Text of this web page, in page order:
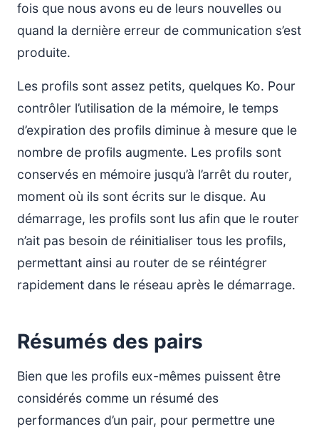
fois que nous avons eu de leurs nouvelles ou
quand la dernière erreur de communication s’est
produite.
Les profils sont assez petits, quelques Ko. Pour
contrôler l’utilisation de la mémoire, le temps
d’expiration des profils diminue à mesure que le
nombre de profils augmente. Les profils sont
conservés en mémoire jusqu’à l’arrêt du router,
moment où ils sont écrits sur le disque. Au
démarrage, les profils sont lus afin que le router
n’ait pas besoin de réinitialiser tous les profils,
permettant ainsi au router de se réintégrer
rapidement dans le réseau après le démarrage.
Résumés des pairs
Bien que les profils eux-mêmes puissent être
considérés comme un résumé des
performances d’un pair, pour permettre une